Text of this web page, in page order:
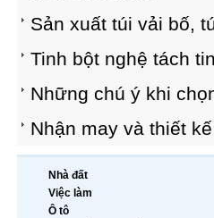
Sản xuất túi vải bố,
Tinh bột nghệ tách
Những chú ý khi
Nhận may và thiết
Nhà đất
Việc làm
Ô tô